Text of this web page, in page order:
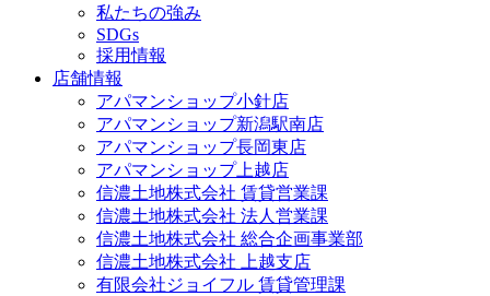
私たちの強み
SDGs
採用情報
店舗情報
アパマンショップ小針店
アパマンショップ新潟駅南店
アパマンショップ長岡東店
アパマンショップ上越店
信濃土地株式会社 賃貸営業課
信濃土地株式会社 法人営業課
信濃土地株式会社 総合企画事業部
信濃土地株式会社 上越支店
有限会社ジョイフル 賃貸管理課